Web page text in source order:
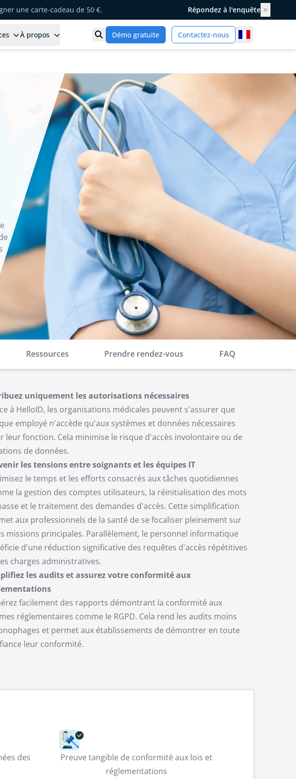
une carte-cadeau de 50 €. Répondez à l'enquête ✕
À propos Ouvrir la recherche
Démo gratuite Contactez-nous
Ressources Prendre rendez-vous FAQ
uniquement les autorisations nécessaires
à HelloID, les organisations médicales peuvent s'assurer que
employé n'accède qu'aux systèmes et données nécessaires
leur fonction. Cela minimise le risque d'accès involontaire ou de
de données.
les tensions entre soignants et les équipes IT
le temps et les efforts consacrés aux tâches quotidiennes
la gestion des comptes utilisateurs, la réinitialisation des mots
et le traitement des demandes d'accès. Cette simplification
aux professionnels de la santé de se focaliser pleinement sur
missions principales. Parallèlement, le personnel informatique
d'une réduction significative des requêtes d'accès répétitives
charges administratives.
les audits et assurez votre conformité aux
facilement des rapports démontrant la conformité aux
réglementaires comme le RGPD. Cela rend les audits moins
et permet aux établissements de démontrer en toute
leur conformité.
des
Preuve tangible de conformité aux lois et
réglementations